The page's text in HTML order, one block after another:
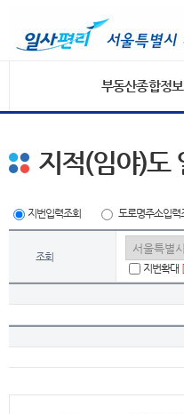
부동산종합정보
지적(임야)도
지번입력조회 도로명주소입력
조회
지번확대